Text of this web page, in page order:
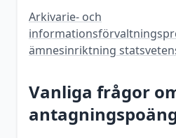
Arkivarie- och
ämnesinriktning
Vanliga frågor